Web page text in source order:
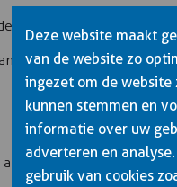
tijd om het geleerde te
maar zeker
je snel je rijbewijs
Deze website maakt
van de website zo
ingezet om de
kunnen stemmen en
informatie over uw
adverteren en
gebruik van cookies